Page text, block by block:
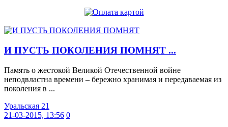
И ПУСТЬ ПОКОЛЕНИЯ ПОМНЯТ ...
Память о жестокой Великой Отечественной войне
неподвластна времени – бережно хранимая и передаваемая из
поколения в ...
Уральская 21
21-03-2015, 13:56 0